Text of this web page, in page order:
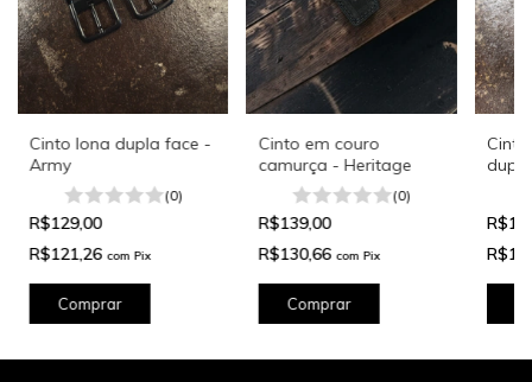
Cinto lona dupla face -
Army
(0)
R$129,00
R$121,26 com Pix
Comprar
Cinto em couro
camurça - Heritage
(0)
R$139,00
R$130,66 com Pix
Comprar